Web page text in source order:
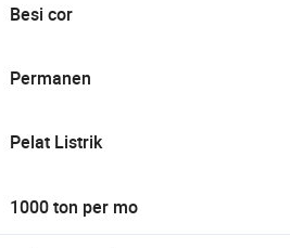
Besi cor
Permanen
Pelat Listrik
1000 ton per mo